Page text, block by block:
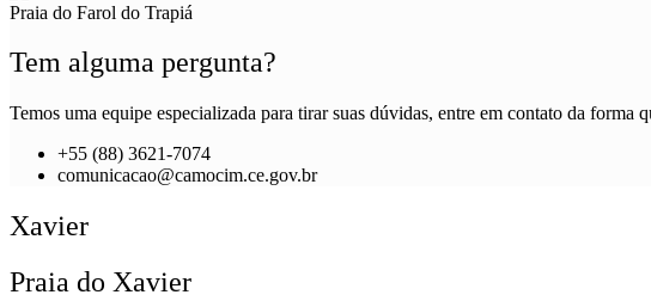
Praia do Farol do Trapiá
Tem alguma pergunta?
Temos uma equipe especializada para tirar suas dúvidas, entre em contato da
+55 (88) 3621-7074
comunicacao@camocim.ce.gov.br
Xavier
Praia do Xavier